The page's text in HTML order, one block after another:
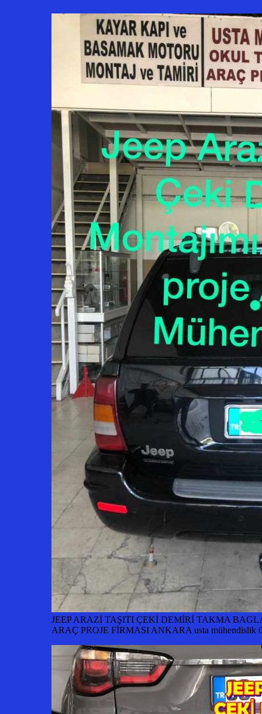
JEEP ARAZİ TAŞITI ÇEKİ DEMİRİ TAKMA
ARAÇ PROJE FİRMASI ANKARA usta mühendislik